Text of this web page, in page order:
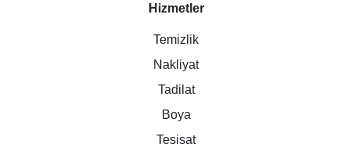
Hizmetler
Temizlik
Nakliyat
Tadilat
Boya
Tesisat